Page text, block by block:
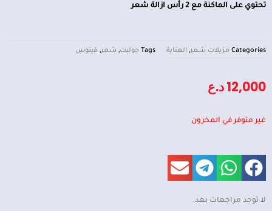
تحتوي على الماكنة مع 2 رأس ازالة شعر
Categories مزيلات شعر, العناية Tags جوليت, شعر, فينوس
12,000د.ع
غير متوفر في المخزون
لا توجد مراجعات بعد.